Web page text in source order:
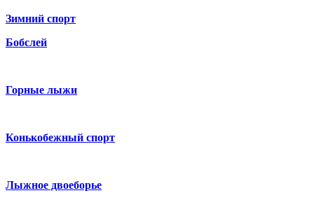
Зимний спорт
Бобслей
Горные лыжи
Конькобежный спорт
Лыжное двоеборье